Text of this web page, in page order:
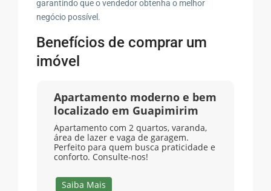
garantindo que o vendedor obtenha o melhor
negócio possível.
Benefícios de comprar um
imóvel
Apartamento moderno e bem
localizado em Guapimirim
Apartamento com 2 quartos, varanda,
área de lazer e vaga de garagem.
Perfeito para quem busca praticidade e
conforto. Consulte-nos!
Saiba Mais